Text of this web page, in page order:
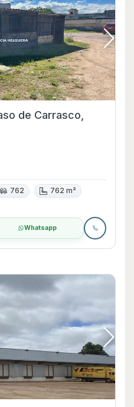
762
762 m²
Whatsapp